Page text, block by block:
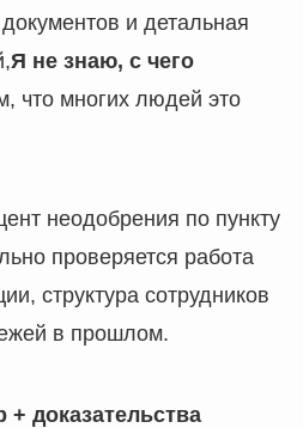
и детальная
Я не знаю, с чего
что многих людей это
неодобрения по пункту
проверяется работа
структура сотрудников
в прошлом.
+ доказательства